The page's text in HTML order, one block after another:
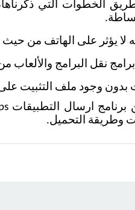
لا يؤثر على الهاتف من حيث
نقل البرامج والألعاب
بدون وجود ملف التثبيت
وطريقة التحميل.